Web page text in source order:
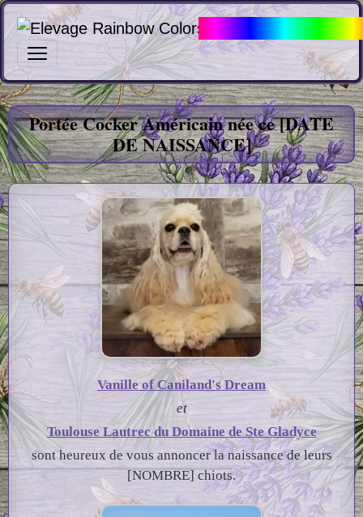
Portée Cocker Américain
Portée Cocker Américain née ce [DATE
DE NAISSANCE]
Les parents de la portée
Vanille of Caniland's Dream
et
Toulouse Lautrec du Domaine de Ste Gladyce
sont heureux de vous annoncer la naissance de leurs
[NOMBRE] chiots.